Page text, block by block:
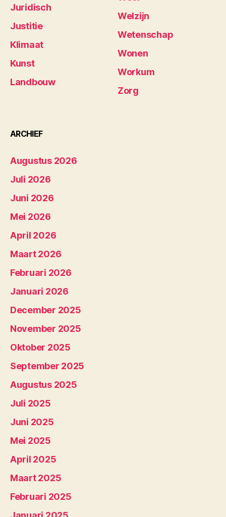
Juridisch
Justitie
Klimaat
Kunst
Landbouw
Welzijn
Wetenschap
Wonen
Workum
Zorg
ARCHIEF
Augustus 2026
Juli 2026
Juni 2026
Mei 2026
April 2026
Maart 2026
Februari 2026
Januari 2026
December 2025
November 2025
Oktober 2025
September 2025
Augustus 2025
Juli 2025
Juni 2025
Mei 2025
April 2025
Maart 2025
Februari 2025